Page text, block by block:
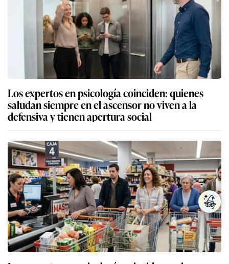
Los expertos en psicología coinciden: quienes
saludan siempre en el ascensor no viven a la
defensiva y tienen apertura social